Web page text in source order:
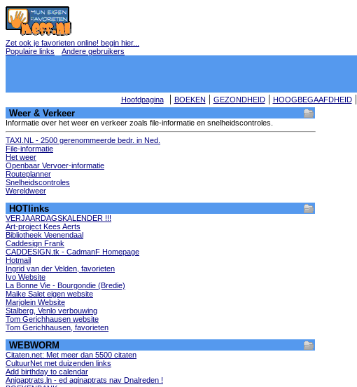
Zet ook je favorieten online! begin hier...
Populaire links
Andere gebruikers
Hoofdpagina| BOEKEN | GEZONDHEID| HOOGBEGAAFDHEID|
Weer & Verkeer
Informatie over het weer en verkeer zoals file-informatie en snelheidscontroles.
TAXI.NL - 2500 gerenommeerde bedr. in Ned.
File-informatie
Het weer
Openbaar Vervoer-informatie
Routeplanner
Snelheidscontroles
Wereldweer
HOTlinks
VERJAARDAGSKALENDER !!!
Art-project Kees Aerts
Bibliotheek Veenendaal
Caddesign Frank
CADDESIGN.tk - CadmanF Homepage
Hotmail
Ingrid van der Velden, favorieten
Ivo Website
La Bonne Vie - Bourgondie (Bredie)
Maike Salet eigen website
Marjolein Website
Stalberg, Venlo verbouwing
Tom Gerichhausen website
Tom Gerichhausen, favorieten
WEBWORM
Citaten.net: Met meer dan 5500 citaten
CultuurNet met duizenden links
Add birthday to calendar
Anigaptrats.ln - ed aginaptrats nav Dnalreden !